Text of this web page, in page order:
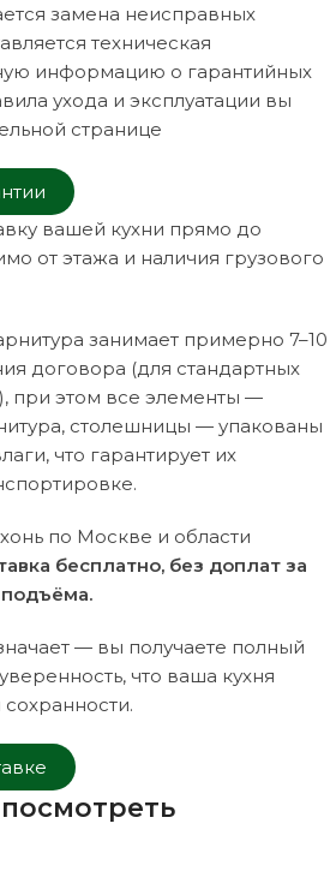
замена неисправных
техническая
информацию о гарантийных
ухода и эксплуатации вы
странице
вашей кухни прямо до
от этажа и наличия грузового
занимает примерно 7–10
договора (для стандартных
при этом все элементы —
столешницы — упакованы
что гарантирует их
по Москве и области
бесплатно, без доплат за
— вы получаете полный
что ваша кухня